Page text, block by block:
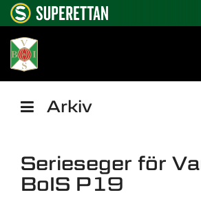
Arkiv
Serieseger för
BoIS P19